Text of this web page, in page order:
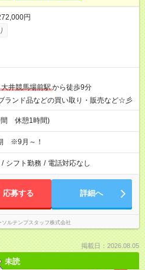
円
大井競馬場前駅から徒歩9分
ランド品などの買い取り・販売など☆彡
間 休憩1時間)
※9月～！
/ シフト勤務 / 電話対応なし
応募する 詳細へ
ソルテンプスタッフ株式会社
掲載日：2026.08.05
未読